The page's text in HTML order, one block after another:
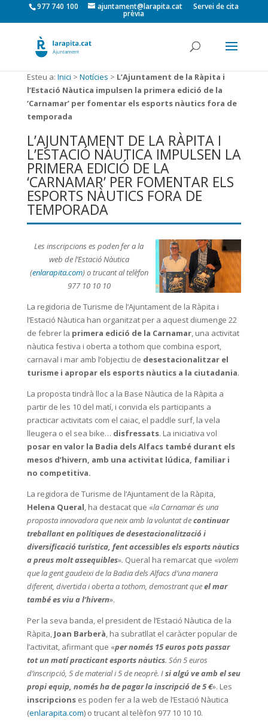
977 740 100 ajuntament@larapita.cat Servei de cita
prèvia
Esteu a: Inici > Notícies > L’Ajuntament de la Ràpita i
l’Estació Nàutica impulsen la primera edició de la
‘Carnamar’ per fomentar els esports nàutics fora de
temporada
L’AJUNTAMENT DE LA RÀPITA I
L’ESTACIÓ NÀUTICA IMPULSEN LA
PRIMERA EDICIÓ DE LA
‘CARNAMAR’ PER FOMENTAR ELS
ESPORTS NÀUTICS FORA DE
TEMPORADA
Les inscripcions es poden fer a la
web de l’Estació Nàutica
(enlarapita.com) o trucant al telèfon
977 10 10 10
La regidoria de Turisme de l’Ajuntament de la Ràpita i
l’Estació Nàutica han organitzat per a aquest diumenge 22
de febrer la primera edició de la Carnamar, una activitat
nàutica festiva i oberta a tothom que combina esport,
carnaval i mar amb l’objectiu de desestacionalitzar el
turisme i apropar els esports nàutics a la ciutadania.
La proposta tindrà lloc a la Base Nàutica de la Ràpita a
partir de les 10 del matí, i convida els participants a
practicar activitats com el caiac, el paddle surf, la vela
lleugera o el sea bike… disfressats. La iniciativa vol
posar en valor la Badia dels Alfacs també durant els
mesos d’hivern, amb una activitat lúdica, familiar i
no competitiva.
La regidora de Turisme de l’Ajuntament de la Ràpita,
Helena Queral, ha destacat que «la Carnamar és una
proposta innovadora que neix amb la voluntat decontinuar
treballant en polítiques de desestacionalització i
diversificació turística, fent accessibles els esports nàutics
a preus molt assequibles». Queral ha remarcat que «volem
que la gent gaudeixi de la Badia dels Alfacs d’una manera
diferent, divertida i oberta a tothom, demostrant queel mar
també es viu a l’hivern».
Per la seva banda, el president de l’Estació Nàutica de la
Ràpita, Joan Barberà, ha subratllat el caràcter popular de
l’activitat, afirmant que «per només 15 euros pots passar
tot un matí practicant esports nàutics. Són 5 euros
d’inscripció, 5 de material i 5 de neoprè. Isi algú ve amb el seu
propi equip, només ha de pagar la inscripció de 5 €». Les
inscripcionses poden fer a la web de l’Estació Nàutica
(enlarapita.com) o trucant al telèfon 977 10 10 10.